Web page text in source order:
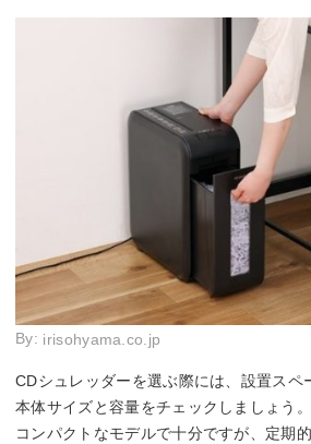
By: irisohyama.co.jp
CDシュレッダーを選ぶ際には、設置スペ
本体サイズと容量をチェックしましょう
コンパクトなモデルで十分ですが、定期